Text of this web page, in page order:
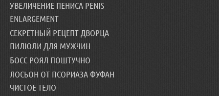
УВЕЛИЧЕНИЕ ПЕНИСА PENIS
ENLARGEMENT
СЕКРЕТНЫЙ РЕЦЕПТ ДВОРЦА
ПИЛЮЛИ ДЛЯ МУЖЧИН
БОСС РОЯЛ ПОШТУЧНО
ЛОСЬОН ОТ ПСОРИАЗА ФУФАН
ЧИСТОЕ ТЕЛО